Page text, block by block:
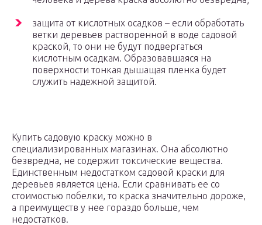
защита от кислотных осадков – если обработать
ветки деревьев растворенной в воде садовой
краской, то они не будут подвергаться
кислотным осадкам. Образовавшаяся на
поверхности тонкая дышащая пленка будет
служить надежной защитой.
Купить садовую краску можно в
специализированных магазинах. Она абсолютно
безвредна, не содержит токсические вещества.
Единственным недостатком садовой краски для
деревьев является цена. Если сравнивать ее со
стоимостью побелки, то краска значительно дороже,
а преимуществ у нее гораздо больше, чем
недостатков.